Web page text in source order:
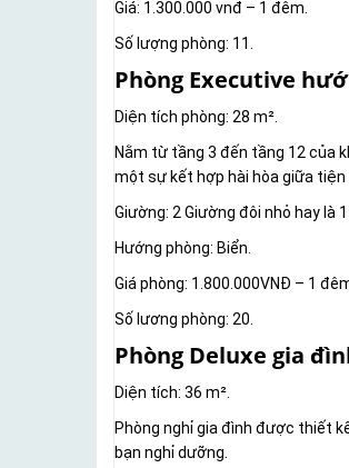
Giá: 1.300.000 vnđ – 1 đêm.
Số lượng phòng: 11.
Phòng Executive
Diện tích phòng: 28 m².
Nằm từ tầng 3 đến tầng 12 của
một sự kết hợp hài hòa giữa tiện
Giường: 2 Giường đôi nhỏ hay là
Hướng phòng: Biển.
Giá phòng: 1.800.000VNĐ – 1
Số lương phòng: 20.
Phòng Deluxe gia
Diện tích: 36 m².
Phòng nghỉ gia đình được thiết
bạn nghỉ dưỡng.